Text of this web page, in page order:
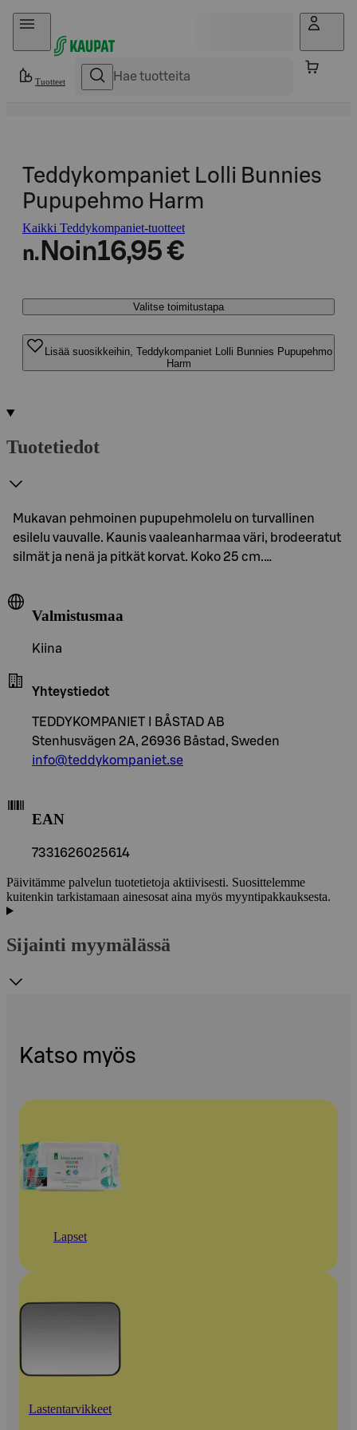
Hyppää sisältöön
Tuotteet
Teddykompaniet Lolli Bunnies
Pupupehmo Harm
Kaikki Teddykompaniet-tuotteet
n. Noin16,95 €
Valitse toimitustapa
Lisää suosikkeihin, Teddykompaniet Lolli Bunnies Pupupehmo
Harm
Tuotetiedot
Mukavan pehmoinen pupupehmolelu on turvallinen
esilelu vauvalle. Kaunis vaaleanharmaa väri, brodeeratut
silmät ja nenä ja pitkät korvat. Koko 25 cm.…
Valmistusmaa
Kiina
Yhteystiedot
TEDDYKOMPANIET I BÅSTAD AB
Stenhusvägen 2A, 26936 Båstad, Sweden
info@teddykompaniet.se
EAN
7331626025614
Päivitämme palvelun tuotetietoja aktiivisesti. Suosittelemme
kuitenkin tarkistamaan ainesosat aina myös myyntipakkauksesta.
Sijainti myymälässä
Katso myös
Lapset
Lastentarvikkeet